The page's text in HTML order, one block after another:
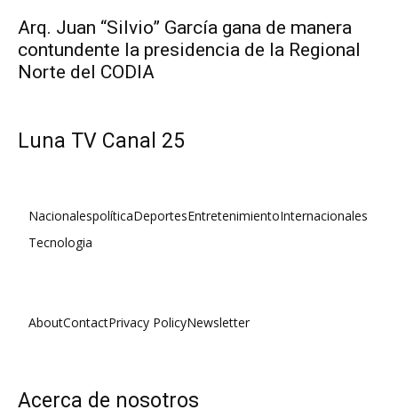
Arq. Juan “Silvio” García gana de manera
contundente la presidencia de la Regional
Norte del CODIA
Luna TV Canal 25
NacionalespolíticaDeportesEntretenimientoInternacionales
Tecnologia
AboutContactPrivacy PolicyNewsletter
Acerca de nosotros